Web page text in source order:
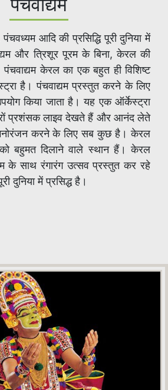
आदि की प्रसिद्धि पूरी दुनिया में
और त्रिशूर पूरम के बिना, केरल की
केरल का एक बहुत ही विशिष्ट
है। पंचवाद्यम प्रस्तुत करने के लिए
किया जाता है। यह एक ऑर्केस्ट्रा
प्रशंसक लाइव देखते हैं और आनंद लेते
करने के लिए सब कुछ है। केरल
बहुमत दिलाने वाले स्थान हैं। केरल
के साथ रंगारंग उत्सव प्रस्तुत कर रहे
दुनिया में प्रसिद्ध है।